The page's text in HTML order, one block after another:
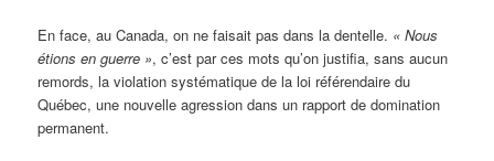
En face, au Canada, on ne faisait pas dans la dentelle. « Nous
étions en guerre », c’est par ces mots qu’on justifia, sans aucun
remords, la violation systématique de la loi référendaire du
Québec, une nouvelle agression dans un rapport de domination
permanent.